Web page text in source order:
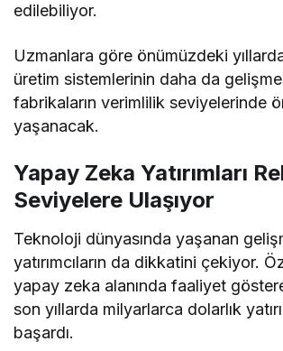
edilebiliyor.
Uzmanlara göre önümüzdeki
üretim sistemlerinin daha da
fabrikaların verimlilik seviyelerinde
yaşanacak.
Yapay Zeka Yatırımları
Seviyelere Ulaşıyor
Teknoloji dünyasında yaşanan
yatırımcıların da dikkatini çekiyor.
yapay zeka alanında faaliyet
son yıllarda milyarlarca dolarlık
başardı.